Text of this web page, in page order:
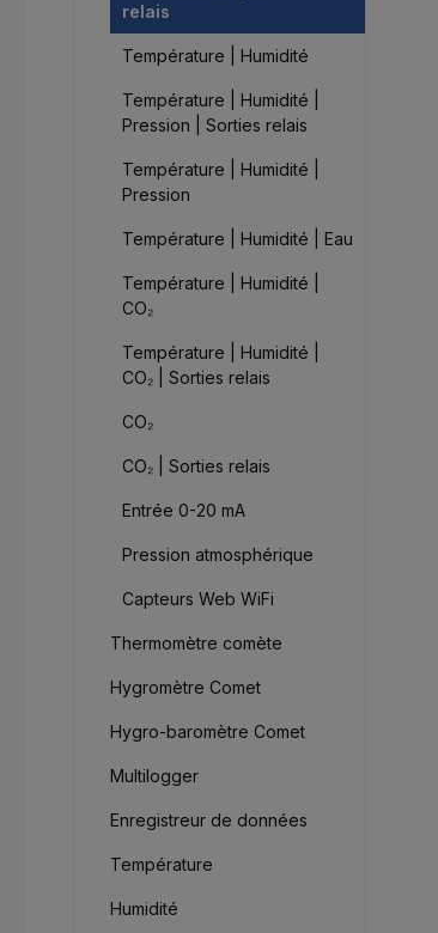
relais
Température | Humidité
Température | Humidité |
Pression | Sorties relais
Température | Humidité |
Pression
Température | Humidité | Eau
Température | Humidité |
CO₂
Température | Humidité |
CO₂ | Sorties relais
CO₂
CO₂ | Sorties relais
Entrée 0-20 mA
Pression atmosphérique
Capteurs Web WiFi
Thermomètre comète
Hygromètre Comet
Hygro-baromètre Comet
Multilogger
Enregistreur de données
Température
Humidité